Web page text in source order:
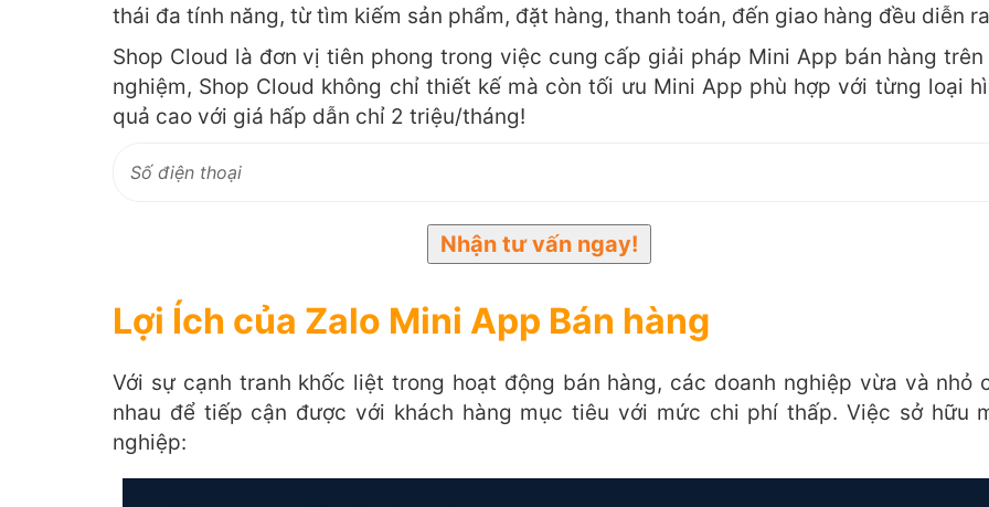
thái đa tính năng, từ tìm kiếm sản phẩm, đặt hàng, thanh toán, đến giao hàng đều diễn
Shop Cloud là đơn vị tiên phong trong việc cung cấp giải pháp Mini App bán hàng
nghiệm, Shop Cloud không chỉ thiết kế mà còn tối ưu Mini App phù hợp với từng loại
quả cao với giá hấp dẫn chỉ 2 triệu/tháng!
Lợi Ích của Zalo Mini App Bán hàng
Với sự cạnh tranh khốc liệt trong hoạt động bán hàng, các doanh nghiệp vừa và nhỏ
nhau để tiếp cận được với khách hàng mục tiêu với mức chi phí thấp. Việc sở hữu
nghiệp: